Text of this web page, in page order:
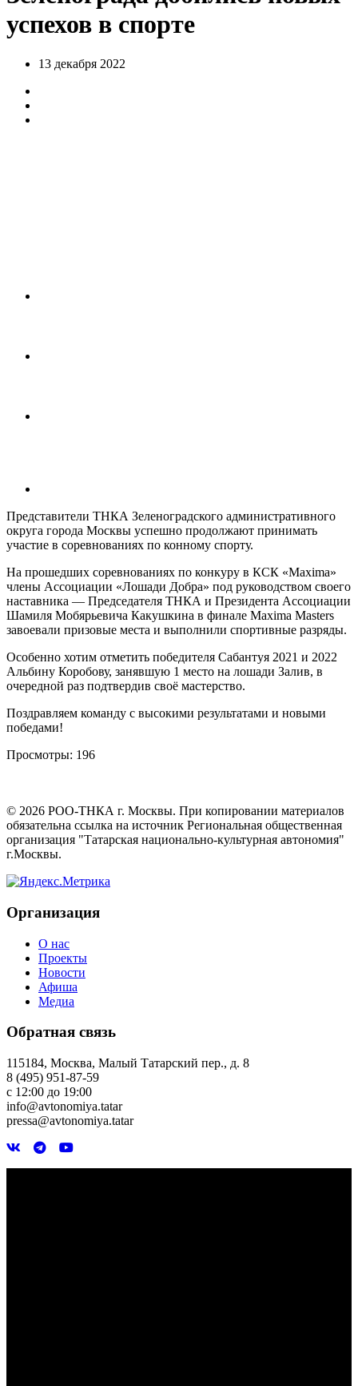
успехов в спорте
13 декабря 2022
Представители ТНКА Зеленоградского административного
округа города Москвы успешно продолжают принимать
участие в соревнованиях по конному спорту.
На прошедших соревнованиях по конкуру в КСК «Maxima»
члены Ассоциации «Лошади Добра» под руководством своего
наставника — Председателя ТНКА и Президента Ассоциации
Шамиля Мобярьевича Какушкина в финале Maxima Masters
завоевали призовые места и выполнили спортивные разряды.
Особенно хотим отметить победителя Сабантуя 2021 и 2022
Альбину Коробову, занявшую 1 место на лошади Залив, в
очередной раз подтвердив своё мастерство.
Поздравляем команду с высокими результатами и новыми
победами!
Просмотры: 196
© 2026 РОО-ТНКА г. Москвы. При копировании материалов
обязательна ссылка на источник Региональная общественная
организация "Татарская национально-культурная автономия"
г.Москвы.
Организация
О нас
Проекты
Новости
Афиша
Медиа
Обратная связь
115184, Москва, Малый Татарский пер., д. 8
8 (495) 951-87-59
с 12:00 до 19:00
info@avtonomiya.tatar
pressa@avtonomiya.tatar